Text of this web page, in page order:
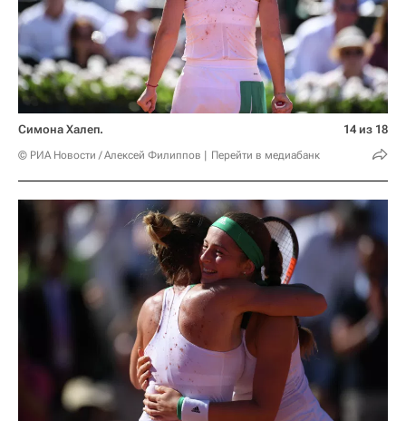
Симона Халеп.
© РИА Новости / Алексей Филиппов Перейти в медиабанк
14 из 18